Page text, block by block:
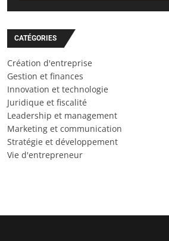
CATÉGORIES
Création d'entreprise
Gestion et finances
Innovation et technologie
Juridique et fiscalité
Leadership et management
Marketing et communication
Stratégie et développement
Vie d'entrepreneur